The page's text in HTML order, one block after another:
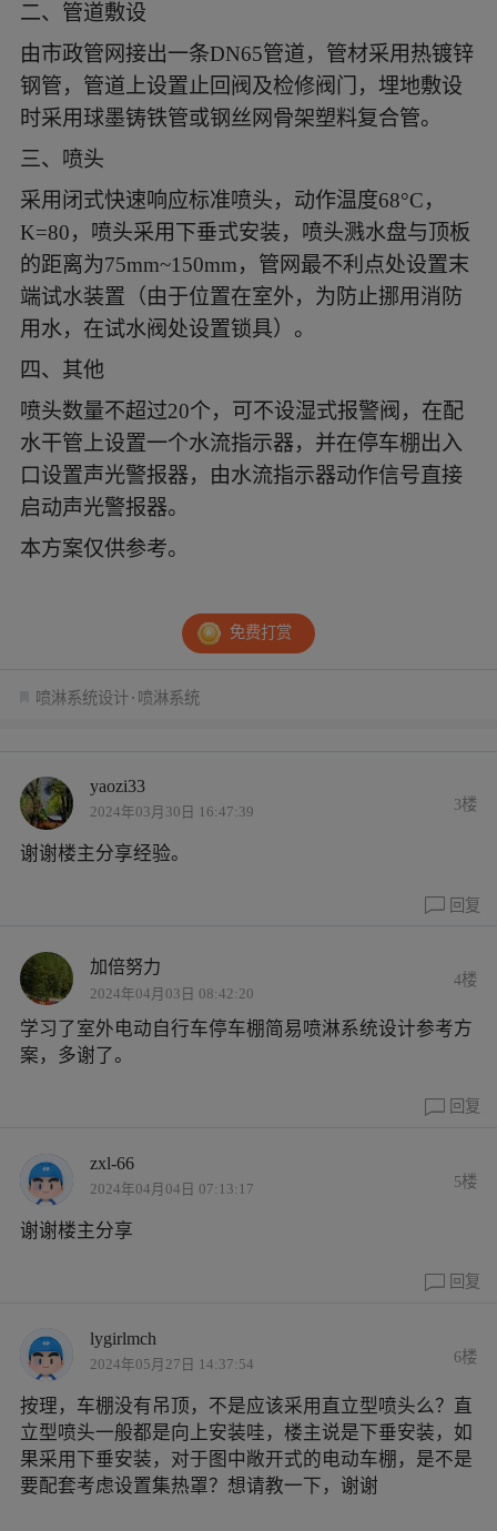
二、管道敷设
由市政管网接出一条DN65管道，管材采用热镀锌
钢管，管道上设置止回阀及检修阀门，埋地敷设
时采用球墨铸铁管或钢丝网骨架塑料复合管。
三、喷头
采用闭式快速响应标准喷头，动作温度68°C，
K=80，喷头采用下垂式安装，喷头溅水盘与顶板
的距离为75mm~150mm，管网最不利点处设置末
端试水装置（由于位置在室外，为防止挪用消防
用水，在试水阀处设置锁具）。
四、其他
喷头数量不超过20个，可不设湿式报警阀，在配
水干管上设置一个水流指示器，并在停车棚出入
口设置声光警报器，由水流指示器动作信号直接
启动声光警报器。
本方案仅供参考。
免费打赏
喷淋系统设计 喷淋系统
yaozi33
2024年03月30日 16:47:39 3楼
谢谢楼主分享经验。
回复
加倍努力
2024年04月03日 08:42:20
4楼
学习了室外电动自行车停车棚简易喷淋系统设计参考方
案，多谢了。
回复
zxl-66
2024年04月04日 07:13:17 5楼
谢谢楼主分享
回复
lygirlmch
2024年05月27日 14:37:54 6楼
按理，车棚没有吊顶，不是应该采用直立型喷头么？直
立型喷头一般都是向上安装哇，楼主说是下垂安装，如
果采用下垂安装，对于图中敞开式的电动车棚，是不是
要配套考虑设置集热罩？想请教一下，谢谢